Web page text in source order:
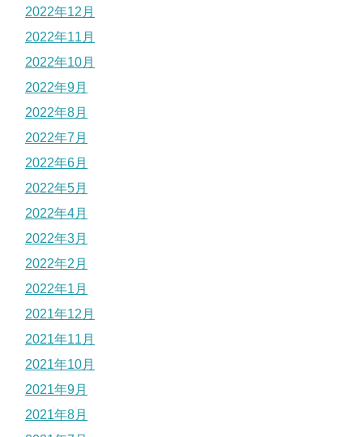
2022年12月
2022年11月
2022年10月
2022年9月
2022年8月
2022年7月
2022年6月
2022年5月
2022年4月
2022年3月
2022年2月
2022年1月
2021年12月
2021年11月
2021年10月
2021年9月
2021年8月